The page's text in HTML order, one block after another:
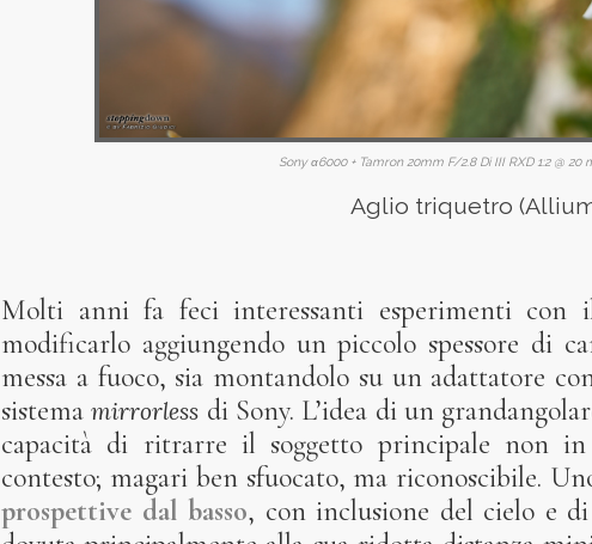
Sony α6000 + Tamron 20mm F/2.8 Di III RXD 1:2 @ 20
Aglio triquetro
Molti anni fa feci interessanti esperimenti
modificarlo aggiungendo un piccolo spessore di
messa a fuoco, sia montandolo su un adattatore
sistemamirrorless di Sony. L’idea di un
capacità di ritrarre il soggetto principale non
contesto; magari ben sfuocato, ma riconoscibile.
prospettive dal basso, con inclusione del cielo e